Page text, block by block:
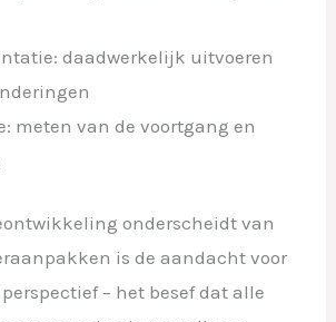
daadwerkelijk uitvoeren
meten van de voortgang en
onderscheidt van
is de aandacht voor
– het besef dat alle